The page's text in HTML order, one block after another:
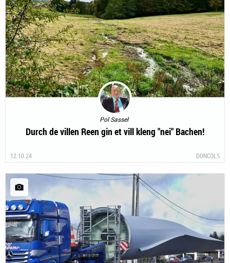
Pol Sassel
Durch de villen Reen gin et vill kleng "nei" Bachen!
12.10.24 DONCOLS